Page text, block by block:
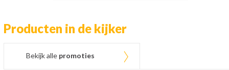
Producten in de kijker
Bekijk alle promoties